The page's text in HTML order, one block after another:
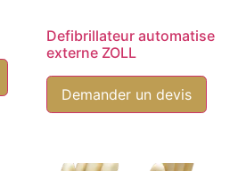
Defibrillateur automatise
externe ZOLL
Demander un devis